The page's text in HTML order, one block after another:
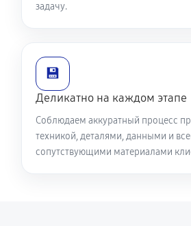
задачу.
💾
Деликатно на каждом этапе
Соблюдаем аккуратный процесс
техникой, деталями, данными и
сопутствующими материалами